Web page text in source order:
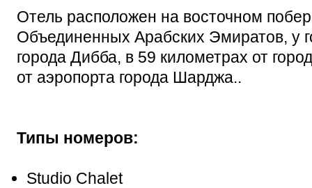
Отель расположен на восточном
Объединенных Арабских Эмиратов, у
города Дибба, в 59 километрах от
от аэропорта города Шарджа..
Типы номеров:
Studio Chalet